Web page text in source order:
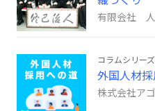
有限会社
コラムシリーズ
外国人材
株式会社ア